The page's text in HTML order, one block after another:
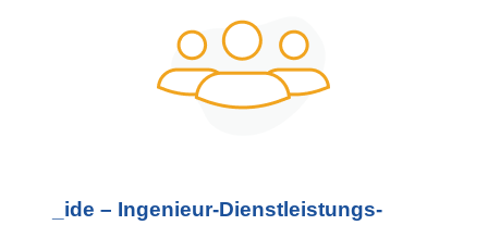
_ide – Ingenieur-Dienstleistungs-